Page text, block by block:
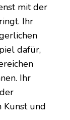
mit der
Ihr
dafür,
Ihr
Kunst und